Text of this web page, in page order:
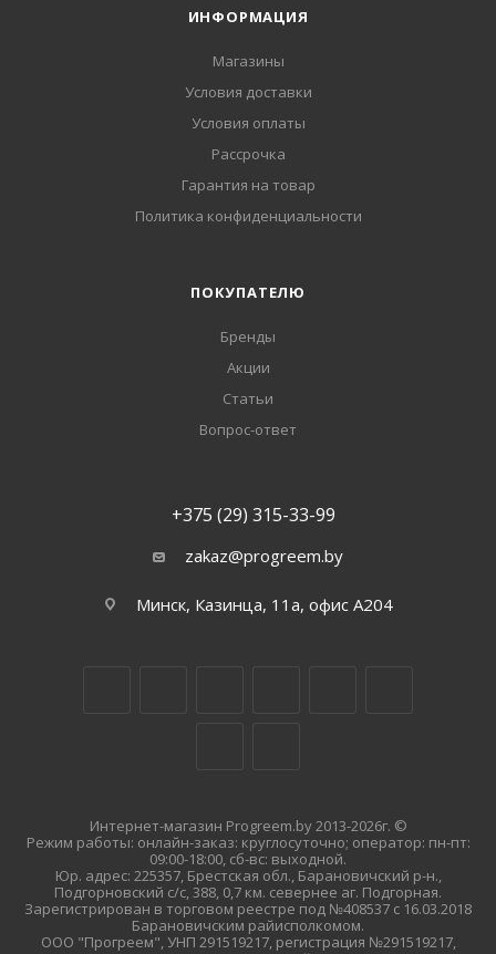
ИНФОРМАЦИЯ
Магазины
Условия доставки
Условия оплаты
Рассрочка
Гарантия на товар
Политика конфиденциальности
ПОКУПАТЕЛЮ
Бренды
Акции
Статьи
Вопрос-ответ
+375 (29) 315-33-99
zakaz@progreem.by
Минск, Казинца, 11а, офис А204
Интернет-магазин Progreem.by 2013-2026г. ©
Режим работы: онлайн-заказ: круглосуточно; оператор: пн-пт:
09:00-18:00, сб-вс: выходной.
Юр. адрес: 225357, Брестская обл., Барановичский р-н.,
Подгорновский с/с, 388, 0,7 км. севернее аг. Подгорная.
Зарегистрирован в торговом реестре под №408537 с 16.03.2018
Барановичским райисполкомом.
ООО "Прогреем", УНП 291519217, регистрация №291519217,